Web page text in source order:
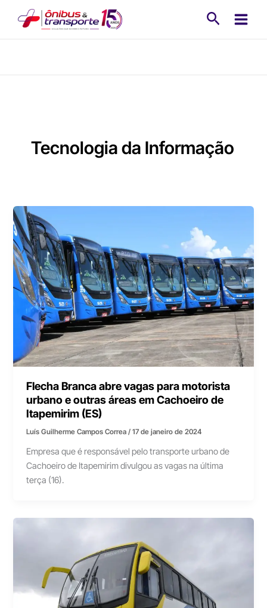
Tecnologia da Informação
Flecha Branca abre vagas para motorista
urbano e outras áreas em Cachoeiro de
Itapemirim (ES)
Luís Guilherme Campos Correa/17 de janeiro de 2024
Empresa que é responsável pelo transporte urbano de
Cachoeiro de Itapemirim divulgou as vagas na última
terça (16).